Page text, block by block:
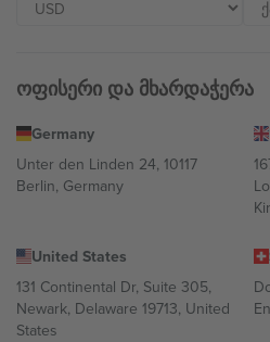
ოფისერი და მხარდაჭერა
Germany
Unter den Linden 24, 10117
Berlin, Germany
United States
131 Continental Dr, Suite 305,
Newark, Delaware 19713, United
States